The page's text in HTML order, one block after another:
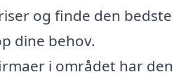
og finde den bedste
dine behov.
i området har den